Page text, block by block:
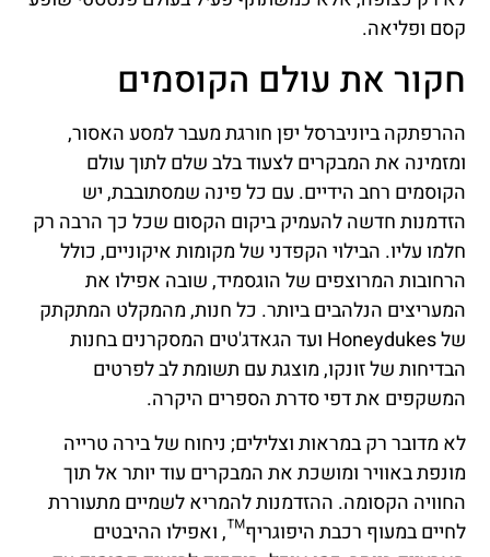
קסם ופליאה.
חקור את עולם הקוסמים
ההרפתקה ביוניברסל יפן חורגת מעבר למסע האסור,
ומזמינה את המבקרים לצעוד בלב שלם לתוך עולם
הקוסמים רחב הידיים. עם כל פינה שמסתובבת, יש
הזדמנות חדשה להעמיק ביקום הקסום שכל כך הרבה רק
חלמו עליו. הבילוי הקפדני של מקומות איקוניים, כולל
הרחובות המרוצפים של הוגסמיד, שובה אפילו את
המעריצים הנלהבים ביותר. כל חנות, מהמקלט המתקתק
של Honeydukes ועד הגאדג'טים המסקרנים בחנות
הבדיחות של זונקו, מוצגת עם תשומת לב לפרטים
המשקפים את דפי סדרת הספרים היקרה.
לא מדובר רק במראות וצלילים; ניחוח של בירה טרייה
מונפת באוויר ומושכת את המבקרים עוד יותר אל תוך
החוויה הקסומה. ההזדמנות להמריא לשמיים מתעוררת
לחיים במעוף רכבת היפוגריף™, ואפילו ההיבטים